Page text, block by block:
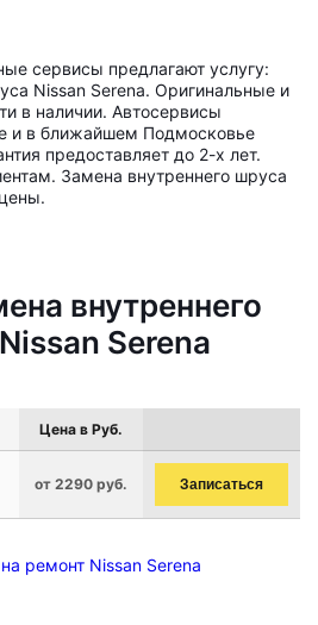
сервисы предлагают услугу:
Nissan Serena. Оригинальные и
в наличии. Автосервисы
и в ближайшем Подмосковье
предоставляет до 2-х лет.
Замена внутреннего шруса
внутреннего
Serena
Цена в Руб.
от 2290 руб. Записаться
ремонт Nissan Serena